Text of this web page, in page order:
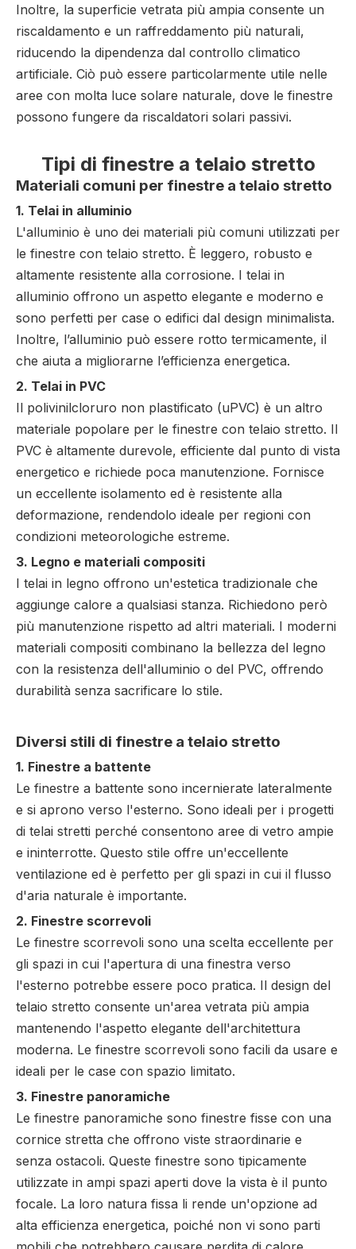
Inoltre, la superficie vetrata più ampia consente un
riscaldamento e un raffreddamento più naturali,
riducendo la dipendenza dal controllo climatico
artificiale. Ciò può essere particolarmente utile nelle
aree con molta luce solare naturale, dove le finestre
possono fungere da riscaldatori solari passivi.
Tipi di finestre a telaio stretto
Materiali comuni per finestre a telaio stretto
1. Telai in alluminio
L'alluminio è uno dei materiali più comuni utilizzati per
le finestre con telaio stretto. È leggero, robusto e
altamente resistente alla corrosione. I telai in
alluminio offrono un aspetto elegante e moderno e
sono perfetti per case o edifici dal design minimalista.
Inoltre, l’alluminio può essere rotto termicamente, il
che aiuta a migliorarne l’efficienza energetica.
2. Telai in PVC
Il polivinilcloruro non plastificato (uPVC) è un altro
materiale popolare per le finestre con telaio stretto. Il
PVC è altamente durevole, efficiente dal punto di vista
energetico e richiede poca manutenzione. Fornisce
un eccellente isolamento ed è resistente alla
deformazione, rendendolo ideale per regioni con
condizioni meteorologiche estreme.
3. Legno e materiali compositi
I telai in legno offrono un'estetica tradizionale che
aggiunge calore a qualsiasi stanza. Richiedono però
più manutenzione rispetto ad altri materiali. I moderni
materiali compositi combinano la bellezza del legno
con la resistenza dell'alluminio o del PVC, offrendo
durabilità senza sacrificare lo stile.
Diversi stili di finestre a telaio stretto
1. Finestre a battente
Le finestre a battente sono incernierate lateralmente
e si aprono verso l'esterno. Sono ideali per i progetti
di telai stretti perché consentono aree di vetro ampie
e ininterrotte. Questo stile offre un'eccellente
ventilazione ed è perfetto per gli spazi in cui il flusso
d'aria naturale è importante.
2. Finestre scorrevoli
Le finestre scorrevoli sono una scelta eccellente per
gli spazi in cui l'apertura di una finestra verso
l'esterno potrebbe essere poco pratica. Il design del
telaio stretto consente un'area vetrata più ampia
mantenendo l'aspetto elegante dell'architettura
moderna. Le finestre scorrevoli sono facili da usare e
ideali per le case con spazio limitato.
3. Finestre panoramiche
Le finestre panoramiche sono finestre fisse con una
cornice stretta che offrono viste straordinarie e
senza ostacoli. Queste finestre sono tipicamente
utilizzate in ampi spazi aperti dove la vista è il punto
focale. La loro natura fissa li rende un'opzione ad
alta efficienza energetica, poiché non vi sono parti